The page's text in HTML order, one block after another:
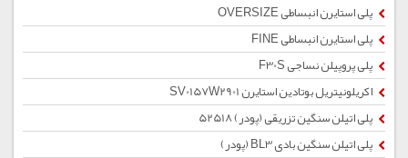
پلی استایرن انبساطی OVERSIZE
پلی استایرن انبساطی FINE
پلی پروپیلن نساجی F30S
اکریلونیتریل بوتادین استایرن SV0157W2901
پلی اتیلن سنگین تزریقی (پودر) 52518
پلی اتیلن سنگین بادی BL3 (پودر)